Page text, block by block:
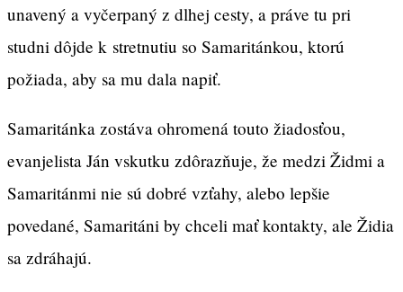
unavený a vyčerpaný z dlhej cesty, a práve tu pri
studni dôjde k stretnutiu so Samaritánkou, ktorú
požiada, aby sa mu dala napiť.
Samaritánka zostáva ohromená touto žiadosťou,
evanjelista Ján vskutku zdôrazňuje, že medzi Židmi a
Samaritánmi nie sú dobré vzťahy, alebo lepšie
povedané, Samaritáni by chceli mať kontakty, ale Židia
sa zdráhajú.